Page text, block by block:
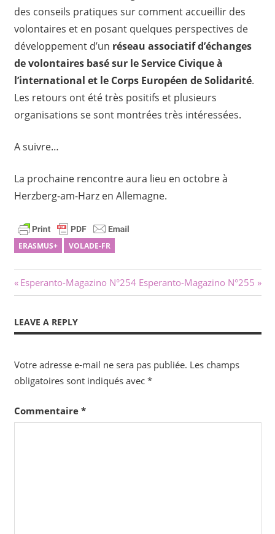
des conseils pratiques sur comment accueillir des
volontaires et en posant quelques perspectives de
développement d’un réseau associatif d’échanges
de volontaires basé sur le Service Civique à
l’international et le Corps Européen de Solidarité.
Les retours ont été très positifs et plusieurs
organisations se sont montrées très intéressées.
A suivre…
La prochaine rencontre aura lieu en octobre à
Herzberg-am-Harz en Allemagne.
ERASMUS+ VOLADE-FR
Navigation
l’article
Previous
Post:
Esperanto-Magazino N°254 Next
Post:
Esperanto-Magazino N°255
LEAVE A REPLY
Votre adresse e-mail ne sera pas publiée. Les champs
obligatoires sont indiqués avec *
Commentaire *